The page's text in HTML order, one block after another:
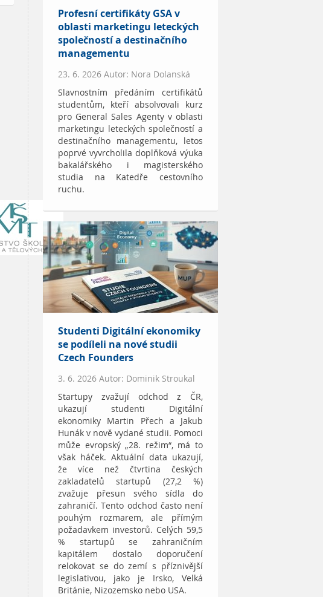
Profesní certifikáty GSA v
oblasti marketingu leteckých
společností a destinačního
managementu
23. 6. 2026 Autor: Nora Dolanská
Slavnostním předáním certifikátů
studentům, kteří absolvovali kurz
pro General Sales Agenty v oblasti
marketingu leteckých společností a
destinačního managementu, letos
poprvé vyvrcholila doplňková výuka
bakalářského i magisterského
studia na Katedře cestovního
ruchu.
Studenti Digitální ekonomiky
se podíleli na nové studii
Czech Founders
3. 6. 2026 Autor: Dominik Stroukal
Startupy zvažují odchod z ČR,
ukazují studenti Digitální
ekonomiky Martin Přech a Jakub
Hunák v nově vydané studii. Pomoci
může evropský „28. režim“, má to
však háček. Aktuální data ukazují,
že více než čtvrtina českých
zakladatelů startupů (27,2 %)
zvažuje přesun svého sídla do
zahraničí. Tento odchod často není
pouhým rozmarem, ale přímým
požadavkem investorů. Celých 59,5
% startupů se zahraničním
kapitálem dostalo doporučení
relokovat se do zemí s příznivější
legislativou, jako je Irsko, Velká
Británie, Nizozemsko nebo USA.